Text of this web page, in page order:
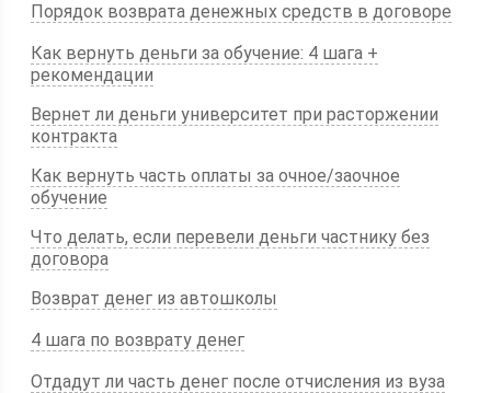
Порядок возврата денежных средств в договоре
Как вернуть деньги за обучение: 4 шага +
рекомендации
Вернет ли деньги университет при расторжении
контракта
Как вернуть часть оплаты за очное/заочное
обучение
Что делать, если перевели деньги частнику без
договора
Возврат денег из автошколы
4 шага по возврату денег
Отдадут ли часть денег после отчисления из вуза